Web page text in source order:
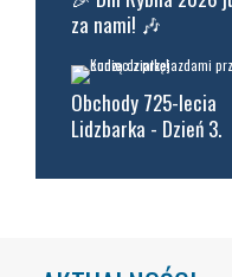
za nami! 🎶
Obchody 725-lecia
Lidzbarka - Dzień 3.